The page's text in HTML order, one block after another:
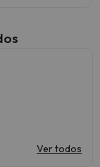
Ver todos